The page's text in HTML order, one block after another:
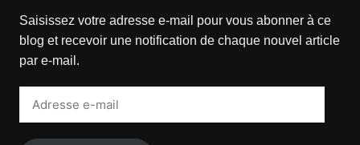
Saisissez votre adresse e-mail pour vous abonner à ce
blog et recevoir une notification de chaque nouvel article
par e-mail.